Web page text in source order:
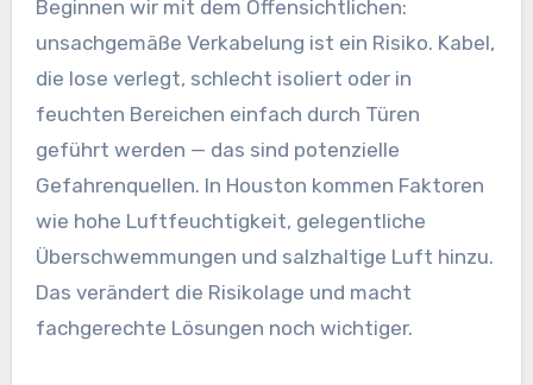
Beginnen wir mit dem Offensichtlichen:
unsachgemäße Verkabelung ist ein Risiko. Kabel,
die lose verlegt, schlecht isoliert oder in
feuchten Bereichen einfach durch Türen
geführt werden — das sind potenzielle
Gefahrenquellen. In Houston kommen Faktoren
wie hohe Luftfeuchtigkeit, gelegentliche
Überschwemmungen und salzhaltige Luft hinzu.
Das verändert die Risikolage und macht
fachgerechte Lösungen noch wichtiger.